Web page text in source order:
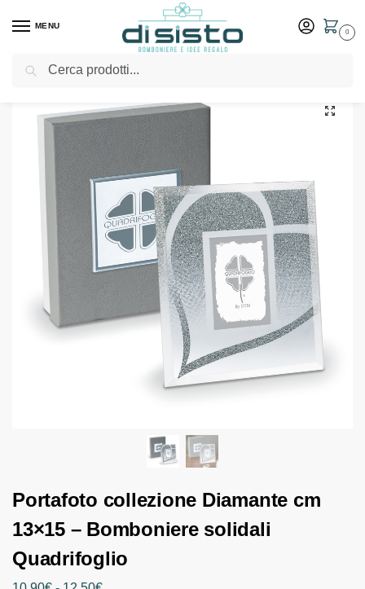
MENU
0
Home Shop Idee Regalo
Portafoto collezione Diamante cm
13×15 – Bomboniere solidali
Quadrifoglio